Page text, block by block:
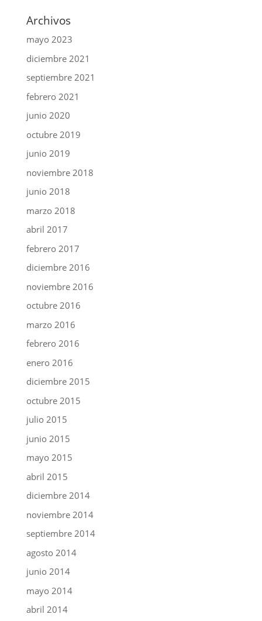
Archivos
mayo 2023
diciembre 2021
septiembre 2021
febrero 2021
junio 2020
octubre 2019
junio 2019
noviembre 2018
junio 2018
marzo 2018
abril 2017
febrero 2017
diciembre 2016
noviembre 2016
octubre 2016
marzo 2016
febrero 2016
enero 2016
diciembre 2015
octubre 2015
julio 2015
junio 2015
mayo 2015
abril 2015
diciembre 2014
noviembre 2014
septiembre 2014
agosto 2014
junio 2014
mayo 2014
abril 2014